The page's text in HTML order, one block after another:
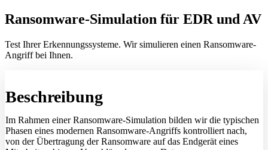
Ransomware-Simulation für EDR und AV
Test Ihrer Erkennungssysteme. Wir simulieren einen Ransomware-
Angriff bei Ihnen.
Beschreibung
Im Rahmen einer Ransomware-Simulation bilden wir die typischen
Phasen eines modernen Ransomware-Angriffs kontrolliert nach,
von der Übertragung der Ransomware auf das Endgerät eines